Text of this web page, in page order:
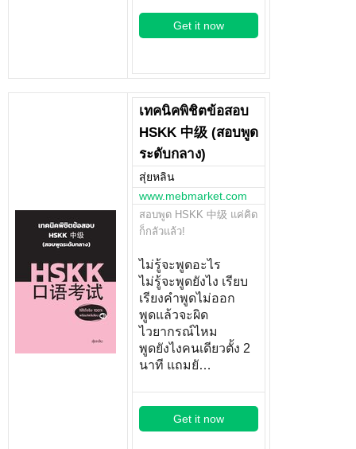
Get it now
เทคนิคพิชิตข้อสอบ
HSKK 中级 (สอบพูด
ระดับกลาง)
สุ่ยหลิน
www.mebmarket.com
สอบพูด HSKK 中级 แค่คิด
ก็กลัวแล้ว!
ไม่รู้จะพูดอะไร
ไม่รู้จะพูดยังไง เรียบ
เรียงคำพูดไม่ออก
พูดแล้วจะผิด
ไวยากรณ์ไหม
พูดยังไงคนเดียวตั้ง 2
นาที แถมยั…
Get it now